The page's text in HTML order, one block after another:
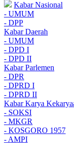
Kabar Nasional
- UMUM
- DPP
Kabar Daerah
- UMUM
- DPD I
- DPD II
Kabar Parlemen
- DPR
- DPRD I
- DPRD II
Kabar Karya
- SOKSI
- MKGR
- KOSGORO 1957
- AMPI